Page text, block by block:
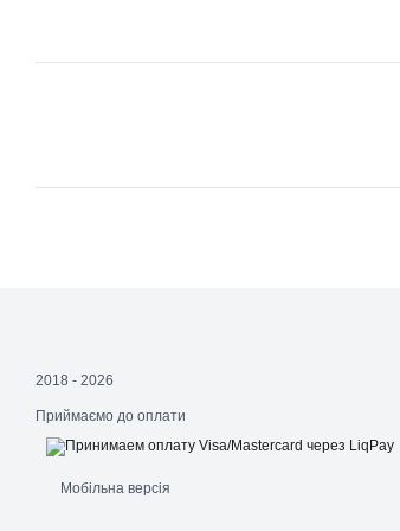
2018 - 2026
Приймаємо до оплати
Мобільна версія